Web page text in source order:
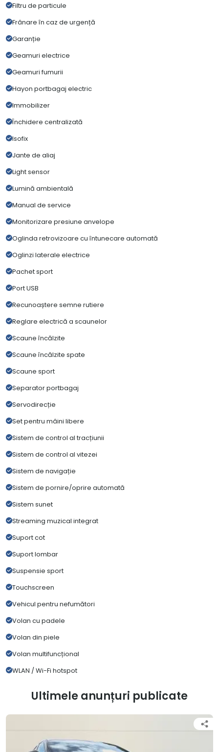
Filtru de particule
Frânare în caz de urgență
Garanție
Geamuri electrice
Geamuri fumurii
Hayon portbagaj electric
Immobilizer
Închidere centralizată
Isofix
Jante de aliaj
Light sensor
Lumină ambientală
Manual de service
Monitorizare presiune anvelope
Oglinda retrovizoare cu întunecare automată
Oglinzi laterale electrice
Pachet sport
Port USB
Recunoaștere semne rutiere
Reglare electrică a scaunelor
Scaune încălzite
Scaune încălzite spate
Scaune sport
Separator portbagaj
Servodirecție
Set pentru mâini libere
Sistem de control al tracțiunii
Sistem de control al vitezei
Sistem de navigație
Sistem de pornire/oprire automată
Sistem sunet
Streaming muzical integrat
Suport cot
Suport lombar
Suspensie sport
Touchscreen
Vehicul pentru nefumători
Volan cu padele
Volan din piele
Volan multifuncțional
WLAN / Wi-Fi hotspot
Ultimele anunțuri publicate